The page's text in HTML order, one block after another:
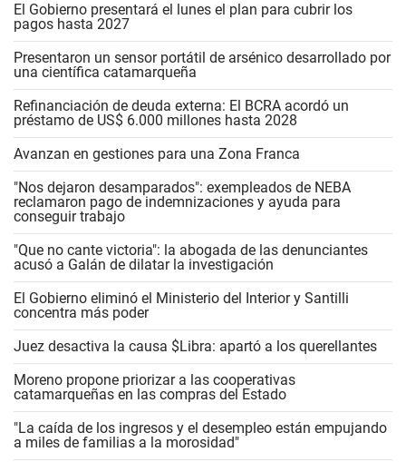
El Gobierno presentará el lunes el plan para cubrir los
pagos hasta 2027
Presentaron un sensor portátil de arsénico desarrollado por
una científica catamarqueña
Refinanciación de deuda externa: El BCRA acordó un
préstamo de US$ 6.000 millones hasta 2028
Avanzan en gestiones para una Zona Franca
"Nos dejaron desamparados": exempleados de NEBA
reclamaron pago de indemnizaciones y ayuda para
conseguir trabajo
"Que no cante victoria": la abogada de las denunciantes
acusó a Galán de dilatar la investigación
El Gobierno eliminó el Ministerio del Interior y Santilli
concentra más poder
Juez desactiva la causa $Libra: apartó a los querellantes
Moreno propone priorizar a las cooperativas
catamarqueñas en las compras del Estado
"La caída de los ingresos y el desempleo están empujando
a miles de familias a la morosidad"